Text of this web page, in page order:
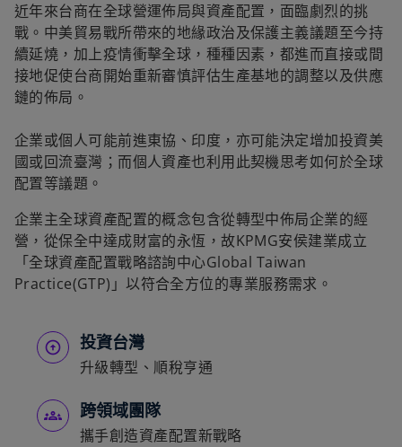
近年來台商在全球營運佈局與資產配置，面臨劇烈的挑
戰。中美貿易戰所帶來的地緣政治及保護主義議題至今持
續延燒，加上疫情衝擊全球，種種因素，都進而直接或間
接地促使台商開始重新審慎評估生產基地的調整以及供應
鏈的佈局。
企業或個人可能前進東協、印度，亦可能決定增加投資美
國或回流臺灣；而個人資產也利用此契機思考如何於全球
配置等議題。
企業主全球資產配置的概念包含從轉型中佈局企業的經
營，從保全中達成財富的永恆，故KPMG安侯建業成立
「全球資產配置戰略諮詢中心Global Taiwan
Practice(GTP)」以符合全方位的專業服務需求。
投資台灣
升級轉型、順稅亨通
跨領域團隊
攜手創造資產配置新戰略